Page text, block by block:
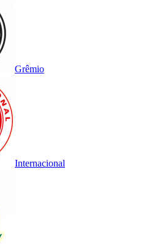
Grêmio
Internacional